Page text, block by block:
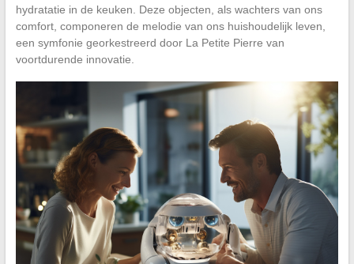
hydratatie in de keuken. Deze objecten, als wachters van ons
comfort, componeren de melodie van ons huishoudelijk leven,
een symfonie georkestreerd door La Petite Pierre van
voortdurende innovatie.